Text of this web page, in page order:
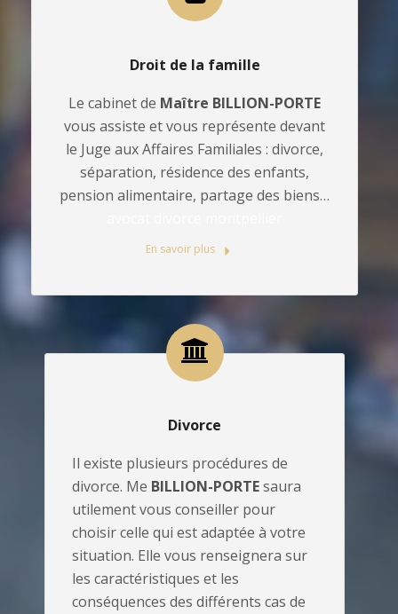
Droit de la famille
Le cabinet de Maître BILLION-PORTE
vous assiste et vous représente devant
le Juge aux Affaires Familiales : divorce,
séparation, résidence des enfants,
pension alimentaire, partage des biens…
En savoir plus
Divorce
Il existe plusieurs procédures de
divorce. Me BILLION-PORTEsaura
utilement vous conseiller pour
choisir celle qui est adaptée à votre
situation. Elle vous renseignera sur
les caractéristiques et les
conséquences des différents cas de